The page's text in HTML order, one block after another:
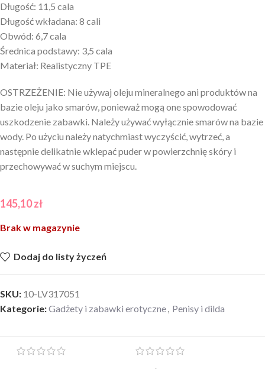
Długość: 11,5 cala
Długość wkładana: 8 cali
Obwód: 6,7 cala
Średnica podstawy: 3,5 cala
Materiał: Realistyczny TPE
OSTRZEŻENIE: Nie używaj oleju mineralnego ani produktów na
bazie oleju jako smarów, ponieważ mogą one spowodować
uszkodzenie zabawki. Należy używać wyłącznie smarów na bazie
wody. Po użyciu należy natychmiast wyczyścić, wytrzeć, a
następnie delikatnie wklepać puder w powierzchnię skóry i
przechowywać w suchym miejscu.
145,10zł
Brak w magazynie
Dodaj do listy życzeń
SKU: 10-LV317051
Kategorie:Gadżety i zabawki erotyczne, Penisy i dilda